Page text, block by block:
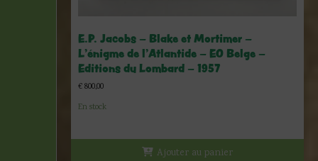
E.P. Jacobs – Blake et Mortimer –
L’énigme de l’Atlantide – EO Belge –
Editions du Lombard – 1957
€800,00
En stock
Ajouter au panier